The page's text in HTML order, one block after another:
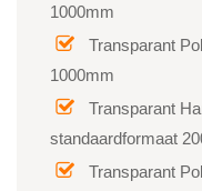
1000mm
Transparant
1000mm
Transparant
standaardformaat
Transparant